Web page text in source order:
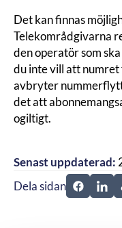
Det kan finnas
Telekområdgivarna
den operatör som
du inte vill att numret
avbryter
det att
ogiltigt.
Senast uppdaterad:
Dela sidan
Dela